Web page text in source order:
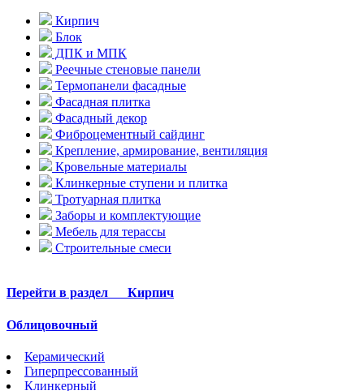
Кирпич
Блок
ДПК и МПК
Реечные стеновые панели
Термопанели фасадные
Фасадная плитка
Фасадный декор
Фиброцементный сайдинг
Крепление, армирование, вентиляция
Кровельные материалы
Клинкерные ступени и плитка
Тротуарная плитка
Заборы и комплектующие
Мебель для терассы
Строительные смеси
Перейти в раздел Кирпич
Облицовочный
Керамический
Гиперпрессованный
Клинкерный